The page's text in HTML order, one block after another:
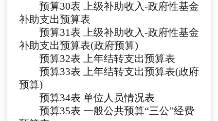
预算30表 上级补助收入-政府性基金
补助支出预算表
预算31表 上级补助收入-政府性基金
补助支出预算表(政府预算)
预算32表 上年结转支出预算表
预算33表 上年结转支出预算表(政府
预算)
预算34表 单位人员情况表
预算35表 一般公共预算“三公”经费